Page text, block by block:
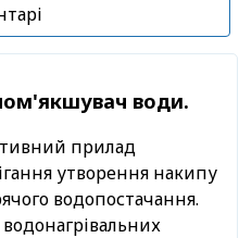
води.
прилад
утворення накипу
водопостачання.